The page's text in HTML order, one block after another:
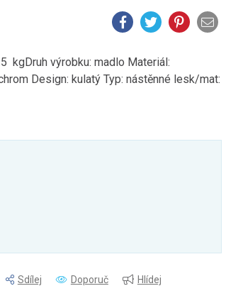
kgDruh výrobku: madlo Materiál:
Design: kulatý Typ: nástěnné lesk/mat:
Sdílej Doporuč
Hlídej